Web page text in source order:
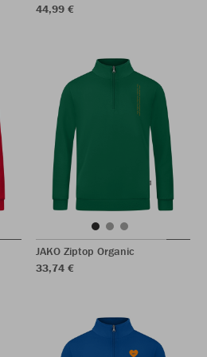
44,99 €
JAKO Ziptop Organic
33,74 €